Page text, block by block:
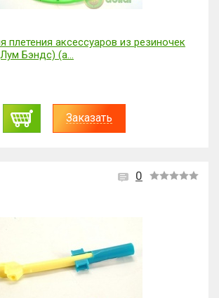
плетения аксессуаров из резиночек
Бэндс) (а...
Заказать
0